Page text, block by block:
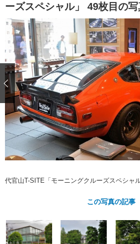
中国
九州
注目の記事
ショップレポート
自動車豆知識 ストッ
鈑金・塗装
ディテイリング
ディテイリング
ヘッドライト磨き
フィルム・ラッピング
鈑金・塗装
小キズ直し
特集記事
ストップ 不具合修理＆粗悪修理
カーメ
ショップ紹介
ショップレポート
レストア
カーメーカー「旧車」関連プロジ
イベント
ーズスペシャル」 49枚目の
代官山T-SITE「モーニングクルーズスペシャル
この写真の記事